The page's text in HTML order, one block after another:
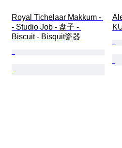
Royal Tichelaar Makkum -
- Studio Job - 盘子 -
Biscuit - Bisquit瓷器